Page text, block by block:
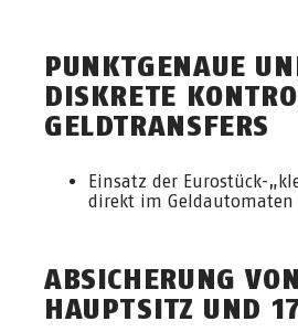
PUNKTGENAUE
DISKRETE
GELDTRANSFERS
Einsatz der Eurostück-
direkt im Geldautomaten
ABSICHERUNG VON
HAUPTSITZ UND